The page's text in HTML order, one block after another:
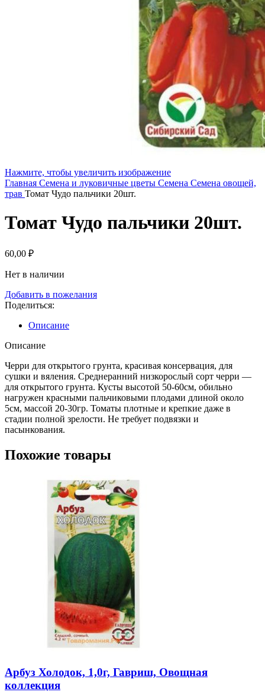
Нажмите, чтобы увеличить изображение
Главная Семена и луковичные цветы Семена Семена овощей,
трав Томат Чудо пальчики 20шт.
Томат Чудо пальчики 20шт.
60,00 ₽
Нет в наличии
Добавить в пожелания
Поделиться:
Описание
Описание
Черри для открытого грунта, красивая консервация, для
сушки и вяления. Среднеранний низкорослый сорт черри —
для открытого грунта. Кусты высотой 50-60см, обильно
нагружен красными пальчиковыми плодами длиной около
5см, массой 20-30гр. Томаты плотные и крепкие даже в
стадии полной зрелости. Не требует подвязки и
пасынкования.
Похожие товары
Арбуз Холодок, 1,0г, Гавриш, Овощная
коллекция